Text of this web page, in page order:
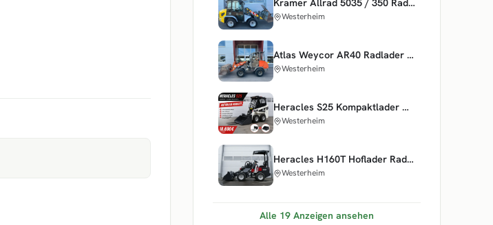
Westerheim
Atlas Weycor AR40 Radlader Hoflader Palettengabel und Schaufel
Westerheim
Heracles S25 Kompaktlader Minilader
Westerheim
Heracles H160T Hoflader Radlader Teleskoplader Teleskop
Westerheim
Alle 19 Anzeigen ansehen